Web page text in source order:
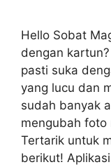
Hello Sobat
dengan
pasti suka
yang lucu dan
sudah banyak
mengubah foto
Tertarik untuk
berikut!